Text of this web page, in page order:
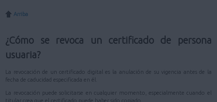
Arriba
¿Cómo se revoca un certificado de persona
usuaria?
La revocación de un certificado digital es la anulación de su vigencia antes de la
fecha de caducidad especificada en él.
La revocación puede solicitarse en cualquier momento, especialmente cuando el
titular crea que el certificado puede haber sido copiado.